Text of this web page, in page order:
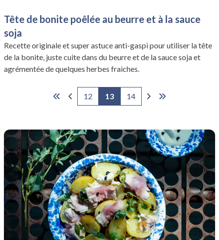
Tête de bonite poêlée au beurre et à la sauce
soja
Recette originale et super astuce anti-gaspi pour utiliser la tête
de la bonite, juste cuite dans du beurre et de la sauce soja et
agrémentée de quelques herbes fraiches.
12 13 14